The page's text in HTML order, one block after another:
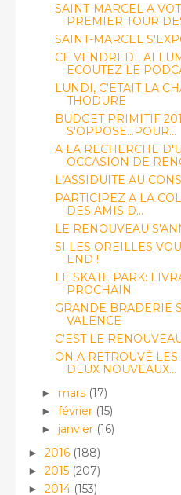
SAINT-MARCEL A
PREMIER TOUR
SAINT-MARCEL
CE VENDREDI,
ECOUTEZ LE
LUNDI, C'ETAIT LA
THODURE
BUDGET PRIMITIF
S'OPPOSE...POUR...
A LA RECHERCHE
OCCASION DE
L'ASSIDUITE AU
PARTICIPEZ A LA
DES AMIS D...
LE RENOUVEAU
SI LES OREILLES
END !
LE SKATE PARK:
PROCHAIN
GRANDE BRADERIE
VALENCE
C'EST LE
ON A RETROUVÉ
DEUX NOUVEAUX...
► mars (17)
► février (15)
► janvier (16)
► 2016 (188)
► 2015 (207)
► 2014 (153)